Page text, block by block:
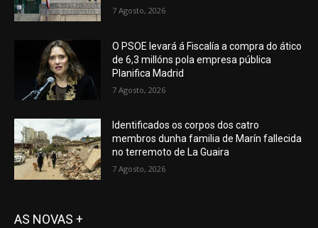
7 Agosto, 2026
O PSOE levará á Fiscalía a compra do ático
de 6,3 millóns pola empresa pública
Planifica Madrid
7 Agosto, 2026
Identificados os corpos dos catro
membros dunha familia de Marín fallecida
no terremoto de La Guaira
7 Agosto, 2026
AS NOVAS +